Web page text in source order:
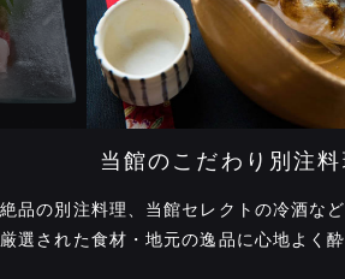
当館のこだわり別注
絶品の別注料理、当館セレクトの冷酒な
厳選された食材・地元の逸品に心地よく